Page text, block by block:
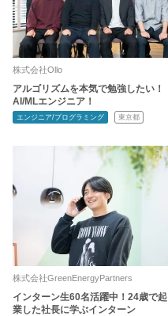
株式会社Ollo
アルゴリズムを本気で勉強したい！
AI/MLエンジニア！
エンジニア/プログラミング 東京都
株式会社GreenEnergyPartners
インターン生60名活躍中！24歳で起
業した社長に学ぶインターン